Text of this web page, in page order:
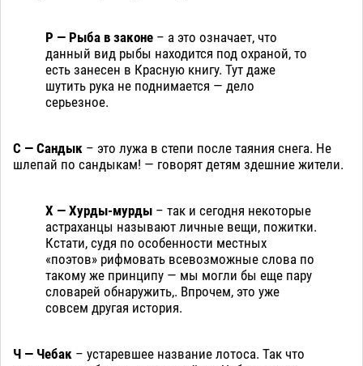
Р — Рыба в законе – а это означает, что
данный вид рыбы находится под охраной, то
есть занесен в Красную книгу. Тут даже
шутить рука не поднимается — дело
серьезное.
С — Сандык – это лужа в степи после таяния снега. Не
шлепай по сандыкам! — говорят детям здешние жители.
Х — Хурды-мурды – так и сегодня некоторые
астраханцы называют личные вещи, пожитки.
Кстати, судя по особенности местных
«поэтов» рифмовать всевозможные слова по
такому же принципу — мы могли бы еще пару
словарей обнаружить,. Впрочем, это уже
совсем другая история.
Ч — Чебак – устаревшее название лотоса. Так что